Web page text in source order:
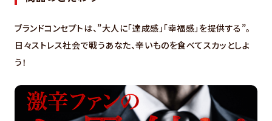
ブランドコンセプトは、”大人に「達成感」「幸福感」を提供する”。
日々ストレス社会で戦うあなた、辛いものを食べてスカッとしよ
う！